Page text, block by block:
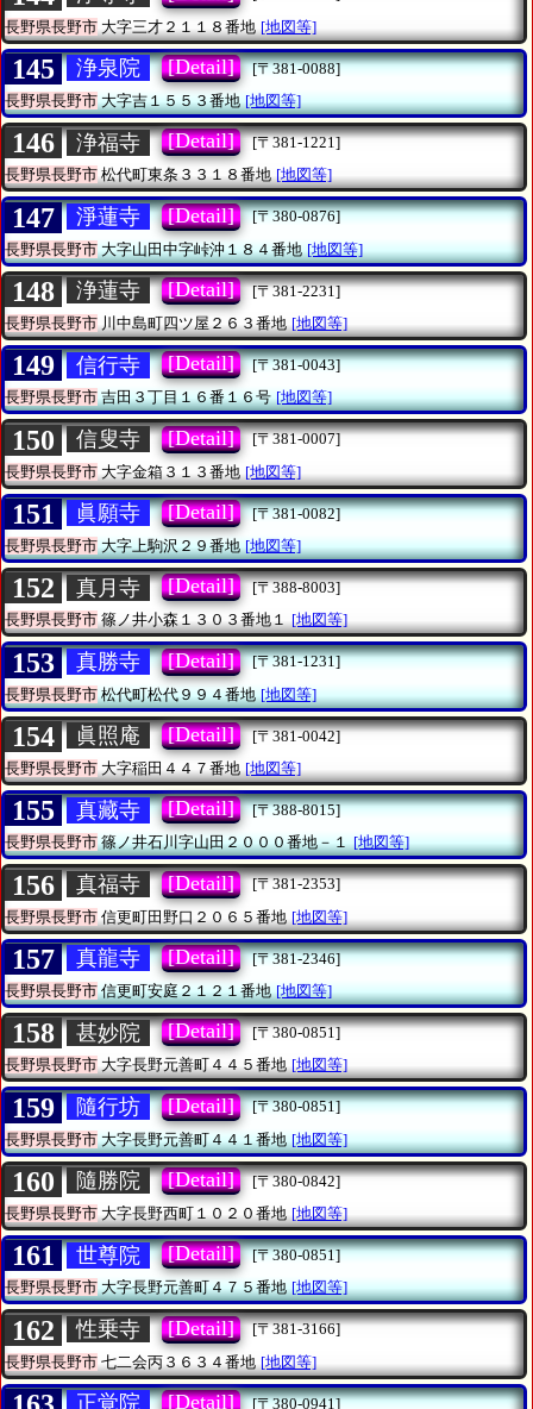
長野県長野市 大字三才２１１８番地 [地図等]
145 浄泉院 [Detail]
[〒381-0088]
長野県長野市大字吉１５５３番地 [地図等]
146 浄福寺 [Detail]
[〒381-1221]
長野県長野市松代町東条３３１８番地 [地図等]
147 淨蓮寺 [Detail]
[〒380-0876]
長野県長野市大字山田中字峠沖１８４番地 [地図等]
148 浄蓮寺 [Detail]
[〒381-2231]
長野県長野市 川中島町四ツ屋２６３番地 [地図等]
149 信行寺 [Detail]
[〒381-0043]
長野県長野市吉田３丁目１６番１６号 [地図等]
150 信叟寺 [Detail]
[〒381-0007]
長野県長野市 大字金箱３１３番地 [地図等]
151 眞願寺 [Detail]
[〒381-0082]
長野県長野市大字上駒沢２９番地 [地図等]
152 真月寺 [Detail]
[〒388-8003]
長野県長野市篠ノ井小森１３０３番地１ [地図等]
153 真勝寺 [Detail]
[〒381-1231]
長野県長野市松代町松代９９４番地 [地図等]
154 眞照庵 [Detail]
[〒381-0042]
長野県長野市 大字稲田４４７番地 [地図等]
155 真藏寺 [Detail]
[〒388-8015]
長野県長野市篠ノ井石川字山田２０００番地－１ [地図等]
156 真福寺 [Detail]
[〒381-2353]
長野県長野市 信更町田野口２０６５番地 [地図等]
157 真龍寺 [Detail]
[〒381-2346]
長野県長野市信更町安庭２１２１番地 [地図等]
158 甚妙院 [Detail]
[〒380-0851]
長野県長野市大字長野元善町４４５番地 [地図等]
159 隨行坊 [Detail]
[〒380-0851]
長野県長野市大字長野元善町４４１番地 [地図等]
160 隨勝院 [Detail]
[〒380-0842]
長野県長野市 大字長野西町１０２０番地 [地図等]
161 世尊院 [Detail]
[〒380-0851]
長野県長野市大字長野元善町４７５番地 [地図等]
162 性乗寺 [Detail]
[〒381-3166]
長野県長野市 七二会丙３６３４番地 [地図等]
正覚院 [Detail] [〒380-0941]